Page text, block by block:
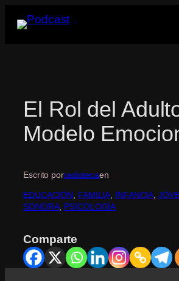
El Rol del
Modelo
Escrito porradiotecaen
EDUCACIÓN FAMILIA INFANCIA ,
SONORA, PSICOLOGÍA
Comparte